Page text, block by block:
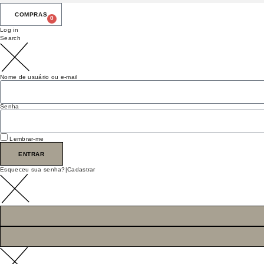
0
Log in
Search
Nome de usuário ou e-mail
Senha
Lembrar-me
ENTRAR
Esqueceu sua senha?|Cadastrar